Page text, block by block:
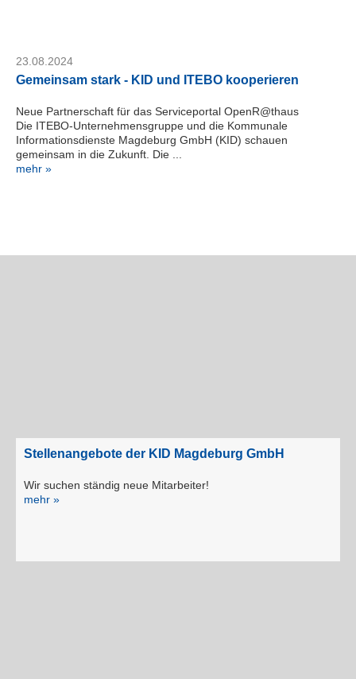
23.08.2024
Gemeinsam stark - KID und ITEBO kooperieren
Neue Partnerschaft für das Serviceportal OpenR@thaus
Die ITEBO-Unternehmensgruppe und die Kommunale
Informationsdienste Magdeburg GmbH (KID) schauen
gemeinsam in die Zukunft. Die ...
mehr »
Stellenangebote der KID Magdeburg GmbH
Wir suchen ständig neue Mitarbeiter!
mehr »